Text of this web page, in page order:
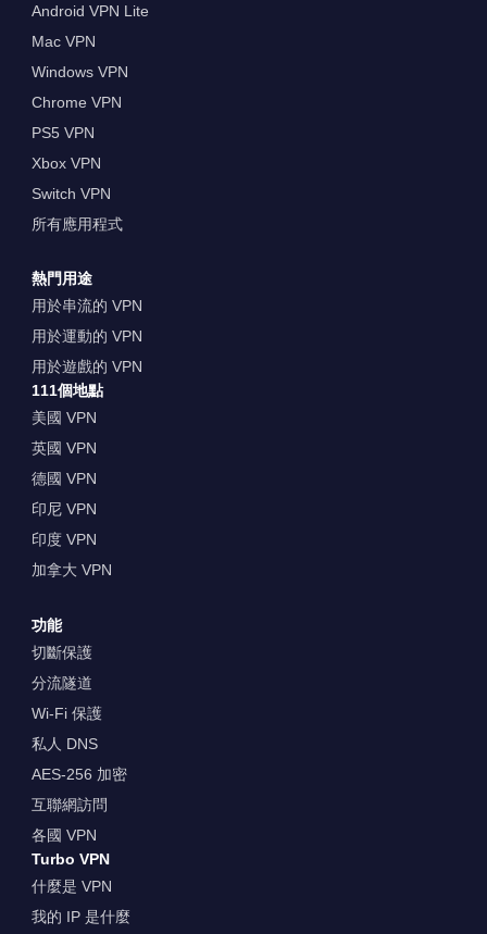
Android VPN Lite
Mac VPN
Windows VPN
Chrome VPN
PS5 VPN
Xbox VPN
Switch VPN
所有應用程式
熱門用途
用於串流的 VPN
用於運動的 VPN
用於遊戲的 VPN
111個地點
美國 VPN
英國 VPN
德國 VPN
印尼 VPN
印度 VPN
加拿大 VPN
功能
切斷保護
分流隧道
Wi-Fi 保護
私人 DNS
AES-256 加密
互聯網訪問
各國 VPN
Turbo VPN
什麼是 VPN
我的 IP 是什麼